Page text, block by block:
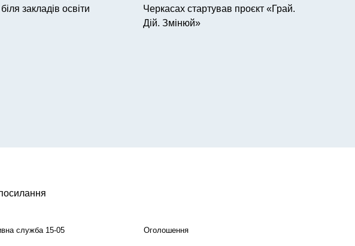
закладів освіти
Черкасах стартував проєкт «Грай.
Дій. Змінюй»
служба 15-05 Оголошення